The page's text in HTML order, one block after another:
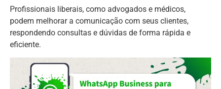
Profissionais liberais, como advogados e médicos,
podem melhorar a comunicação com seus clientes,
respondendo consultas e dúvidas de forma rápida e
eficiente.